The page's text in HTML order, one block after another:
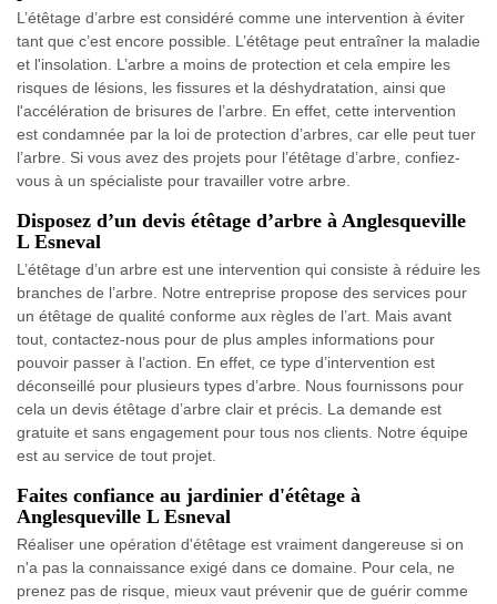
L’étêtage d’arbre est considéré comme une intervention à éviter
tant que c’est encore possible. L’étêtage peut entraîner la maladie
et l'insolation. L’arbre a moins de protection et cela empire les
risques de lésions, les fissures et la déshydratation, ainsi que
l'accélération de brisures de l’arbre. En effet, cette intervention
est condamnée par la loi de protection d’arbres, car elle peut tuer
l’arbre. Si vous avez des projets pour l’étêtage d’arbre, confiez-
vous à un spécialiste pour travailler votre arbre.
Disposez d’un devis étêtage d’arbre à Anglesqueville
L Esneval
L’étêtage d’un arbre est une intervention qui consiste à réduire les
branches de l’arbre. Notre entreprise propose des services pour
un étêtage de qualité conforme aux règles de l’art. Mais avant
tout, contactez-nous pour de plus amples informations pour
pouvoir passer à l’action. En effet, ce type d’intervention est
déconseillé pour plusieurs types d’arbre. Nous fournissons pour
cela un devis étêtage d’arbre clair et précis. La demande est
gratuite et sans engagement pour tous nos clients. Notre équipe
est au service de tout projet.
Faites confiance au jardinier d'étêtage à
Anglesqueville L Esneval
Réaliser une opération d'étêtage est vraiment dangereuse si on
n'a pas la connaissance exigé dans ce domaine. Pour cela, ne
prenez pas de risque, mieux vaut prévenir que de guérir comme